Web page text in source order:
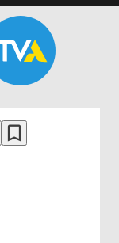
bookmark_border